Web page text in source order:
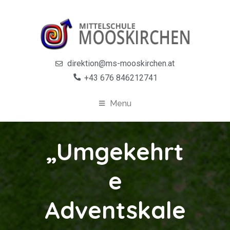
direktion@ms-mooskirchen.at
+43 676 846212741
Menu
„Umgekehrt
e
Adventskale